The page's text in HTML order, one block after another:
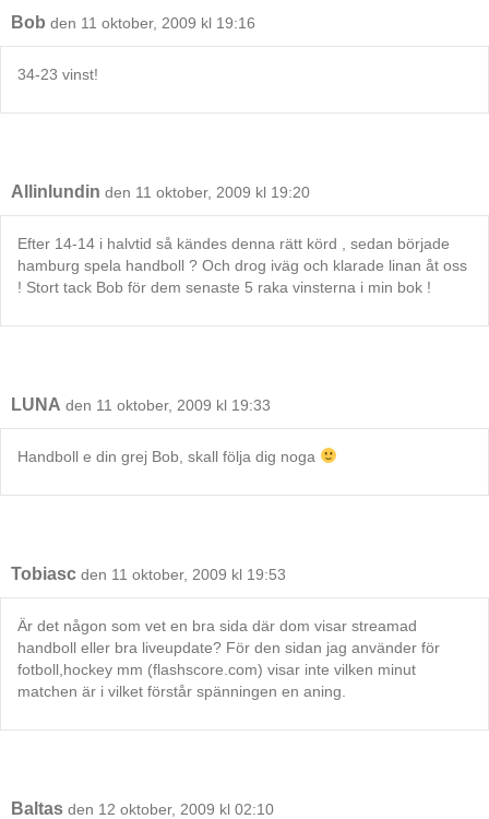
Bob den 11 oktober, 2009 kl 19:16
34-23 vinst!
Allinlundin den 11 oktober, 2009 kl 19:20
Efter 14-14 i halvtid så kändes denna rätt körd , sedan började
hamburg spela handboll ? Och drog iväg och klarade linan åt oss
! Stort tack Bob för dem senaste 5 raka vinsterna i min bok !
LUNA den 11 oktober, 2009 kl 19:33
Handboll e din grej Bob, skall följa dig noga
Tobiasc den 11 oktober, 2009 kl 19:53
Är det någon som vet en bra sida där dom visar streamad
handboll eller bra liveupdate? För den sidan jag använder för
fotboll,hockey mm (flashscore.com) visar inte vilken minut
matchen är i vilket förstår spänningen en aning.
Baltas den 12 oktober, 2009 kl 02:10